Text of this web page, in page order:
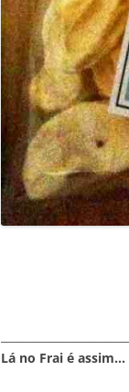
Lá no Frai é assim…